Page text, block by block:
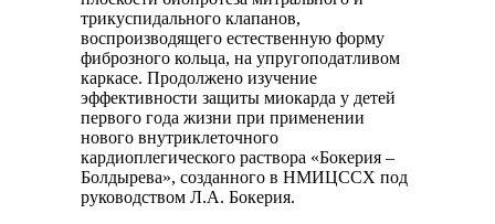
трикуспидального клапанов,
воспроизводящего естественную форму
фиброзного кольца, на упругоподатливом
каркасе. Продолжено изучение
эффективности защиты миокарда у детей
первого года жизни при применении
нового внутриклеточного
кардиоплегического раствора «Бокерия –
Болдырева», созданного в НМИЦССХ под
руководством Л.А. Бокерия.